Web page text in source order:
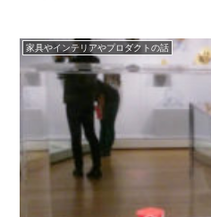
家具やインテリアやプロダクトの話